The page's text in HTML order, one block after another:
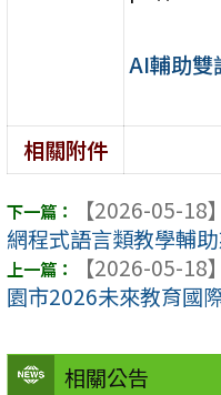
相關公告
AI輔助雙
相關附件
【2026-05-18】
網程式語言類教學輔
【2026-05-18】
園市2026未來教育國